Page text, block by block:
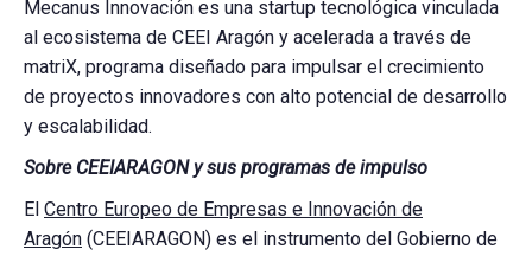
Mecanus Innovación es una startup tecnológica vinculada
al ecosistema de CEEI Aragón y acelerada a través de
matriX, programa diseñado para impulsar el crecimiento
de proyectos innovadores con alto potencial de desarrollo
y escalabilidad.
Sobre CEEIARAGON y sus programas de impulso
El Centro Europeo de Empresas e Innovación de
Aragón (CEEIARAGON) es el instrumento del Gobierno de